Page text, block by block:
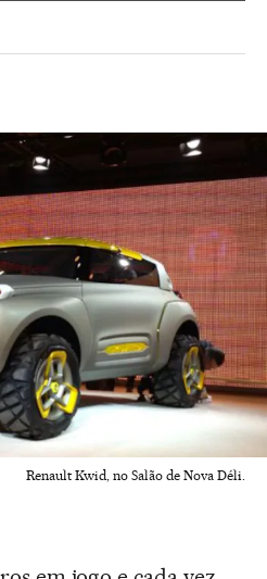
Sociales
Renault Kwid, no Salão de Nova Déli.